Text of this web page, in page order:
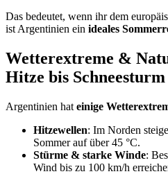
Das bedeutet, wenn ihr dem
ist Argentinien ein ideales
Wetterextreme &
Hitze bis Schneesturm
Argentinien hat einige
Hitzewellen: Im Norden
Sommer auf über 45 °C.
Stürme & starke Winde:
Wind bis zu 100 km/h